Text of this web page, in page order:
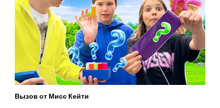
Вызов от Мисс Кейти